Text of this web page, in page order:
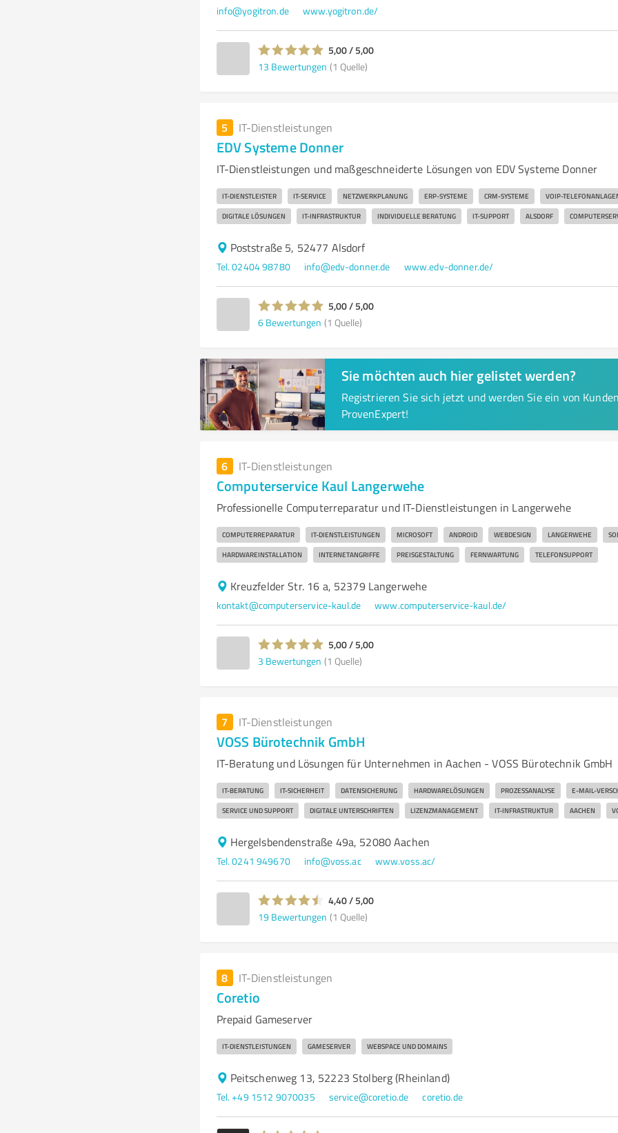
info@yogitron.de www.yogitron.de/
5,00 / 5,00
13 Bewertungen (1 Quelle)
5 IT-Dienstleistungen
EDV Systeme Donner
IT-Dienstleistungen und maßgeschneiderte Lösungen von EDV Systeme Donner
IT-DIENSTLEISTER IT-SERVICE NETZWERKPLANUNG ERP-SYSTEME CRM-SYSTEME VOIP-
DIGITALE LÖSUNGEN IT-INFRASTRUKTUR INDIVIDUELLE BERATUNG IT-SUPPORT ALSDORF
Poststraße 5, 52477 Alsdorf
Tel. 02404 98780 info@edv-donner.de www.edv-donner.de/
5,00 / 5,00
6 Bewertungen (1 Quelle)
Sie möchten auch hier gelistet werden?
Registrieren Sie sich jetzt und werden Sie ein von
ProvenExpert!
6 IT-Dienstleistungen
Computerservice Kaul Langerwehe
Professionelle Computerreparatur und IT-Dienstleistungen in Langerwehe
COMPUTERREPARATUR IT-DIENSTLEISTUNGEN MICROSOFT ANDROID WEBDESIGN LANGERWEHE
HARDWAREINSTALLATION INTERNETANGRIFFE PREISGESTALTUNG FERNWARTUNG TELEFONSUPPORT
Kreuzfelder Str. 16 a, 52379 Langerwehe
kontakt@computerservice-kaul.de www.computerservice-kaul.de/
5,00 / 5,00
3 Bewertungen (1 Quelle)
7 IT-Dienstleistungen
VOSS Bürotechnik GmbH
IT-Beratung und Lösungen für Unternehmen in Aachen - VOSS Bürotechnik GmbH
IT-BERATUNG IT-SICHERHEIT DATENSICHERUNG HARDWARELÖSUNGEN PROZESSANALYSE E-MAIL-
SERVICE UND SUPPORT DIGITALE UNTERSCHRIFTEN LIZENZMANAGEMENT IT-INFRASTRUKTUR AACHEN
Hergelsbendenstraße 49a, 52080 Aachen
Tel. 0241 949670 info@voss.ac www.voss.ac/
4,40 / 5,00
19 Bewertungen (1 Quelle)
8 IT-Dienstleistungen
Coretio
Prepaid Gameserver
IT-DIENSTLEISTUNGEN GAMESERVER WEBSPACE UND DOMAINS
Peitschenweg 13, 52223 Stolberg (Rheinland)
Tel. +49 1512 9070035 service@coretio.de coretio.de